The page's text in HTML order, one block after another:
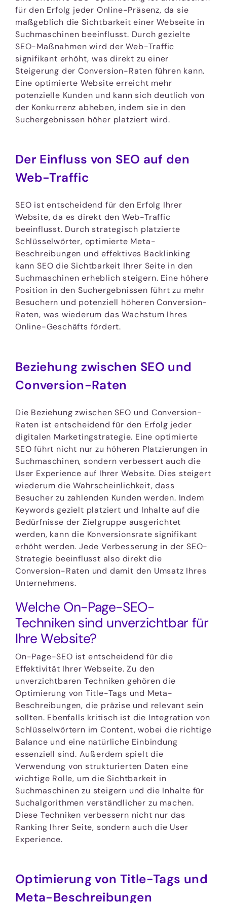
für den Erfolg jeder Online-Präsenz, da sie
maßgeblich die Sichtbarkeit einer Webseite in
Suchmaschinen beeinflusst. Durch gezielte
SEO-Maßnahmen wird der Web-Traffic
signifikant erhöht, was direkt zu einer
Steigerung der Conversion-Raten führen kann.
Eine optimierte Website erreicht mehr
potenzielle Kunden und kann sich deutlich von
der Konkurrenz abheben, indem sie in den
Suchergebnissen höher platziert wird.
Der Einfluss von SEO auf den
Web-Traffic
SEO ist entscheidend für den Erfolg Ihrer
Website, da es direkt den Web-Traffic
beeinflusst. Durch strategisch platzierte
Schlüsselwörter, optimierte Meta-
Beschreibungen und effektives Backlinking
kann SEO die Sichtbarkeit Ihrer Seite in den
Suchmaschinen erheblich steigern. Eine höhere
Position in den Suchergebnissen führt zu mehr
Besuchern und potenziell höheren Conversion-
Raten, was wiederum das Wachstum Ihres
Online-Geschäfts fördert.
Beziehung zwischen SEO und
Conversion-Raten
Die Beziehung zwischen SEO und Conversion-
Raten ist entscheidend für den Erfolg jeder
digitalen Marketingstrategie. Eine optimierte
SEO führt nicht nur zu höheren Platzierungen in
Suchmaschinen, sondern verbessert auch die
User Experience auf Ihrer Website. Dies steigert
wiederum die Wahrscheinlichkeit, dass
Besucher zu zahlenden Kunden werden. Indem
Keywords gezielt platziert und Inhalte auf die
Bedürfnisse der Zielgruppe ausgerichtet
werden, kann die Konversionsrate signifikant
erhöht werden. Jede Verbesserung in der SEO-
Strategie beeinflusst also direkt die
Conversion-Raten und damit den Umsatz Ihres
Unternehmens.
Welche On-Page-SEO-
Techniken sind unverzichtbar für
Ihre Website?
On-Page-SEO ist entscheidend für die
Effektivität Ihrer Webseite. Zu den
unverzichtbaren Techniken gehören die
Optimierung von Title-Tags und Meta-
Beschreibungen, die präzise und relevant sein
sollten. Ebenfalls kritisch ist die Integration von
Schlüsselwörtern im Content, wobei die richtige
Balance und eine natürliche Einbindung
essenziell sind. Außerdem spielt die
Verwendung von strukturierten Daten eine
wichtige Rolle, um die Sichtbarkeit in
Suchmaschinen zu steigern und die Inhalte für
Suchalgorithmen verständlicher zu machen.
Diese Techniken verbessern nicht nur das
Ranking Ihrer Seite, sondern auch die User
Experience.
Optimierung von Title-Tags und
Meta-Beschreibungen